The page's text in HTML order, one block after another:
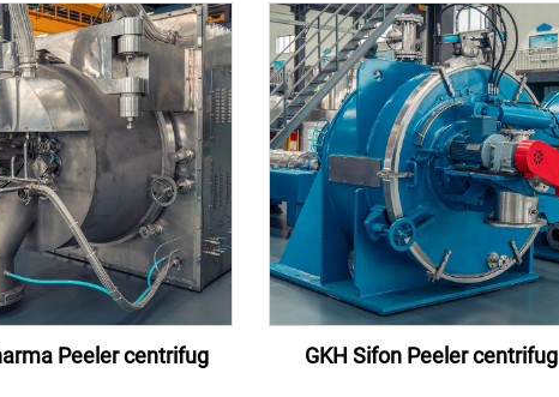
Peeler centrifug GKH Sifon Peeler centrifug